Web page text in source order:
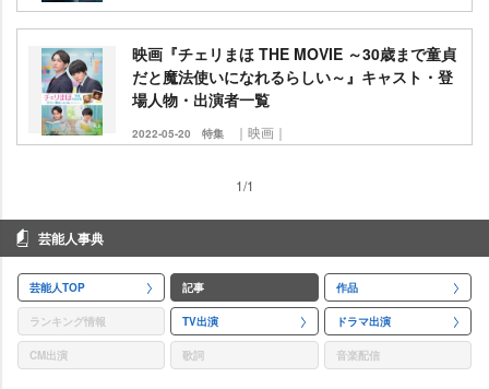
映画『チェリまほ THE MOVIE ～30歳まで童貞
だと魔法使いになれるらしい～』キャスト・登
場人物・出演者一覧
2022-05-20 特集 ｜映画｜
1/1
芸能人事典
芸能人TOP 記事 作品
ランキング情報 TV出演 ドラマ出演
CM出演 歌詞 音楽配信